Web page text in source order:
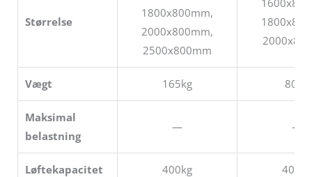
Størrelse
1800x800mm,
2000x800mm,
2500x800mm
Vægt 165kg 80kg
Maksimal
belastning
— —
Løftekapacitet 400kg 400kg